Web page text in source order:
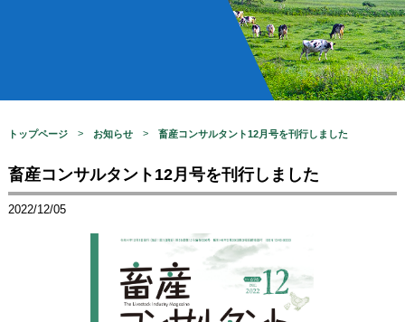
トップページ お知らせ 畜産コンサルタント12月号を刊行しました
畜産コンサルタント12月号を刊行しました
2022/12/05